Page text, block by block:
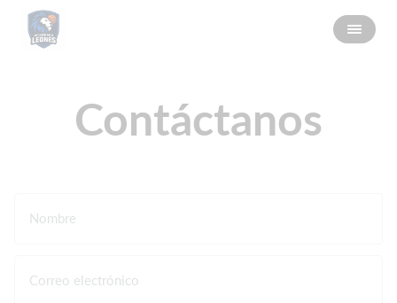
Contáctanos
Nombre
Correo electrónico